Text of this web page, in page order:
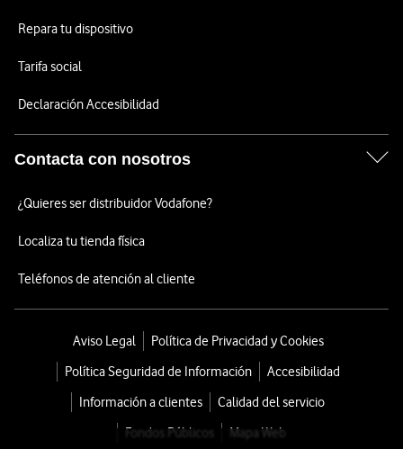
Repara tu dispositivo
Tarifa social
Declaración Accesibilidad
Contacta con nosotros
¿Quieres ser distribuidor Vodafone?
Localiza tu tienda física
Teléfonos de atención al cliente
Aviso Legal
Política de Privacidad y Cookies
Política Seguridad de Información
Accesibilidad
Información a clientes
Calidad del servicio
Fondos Públicos
Mapa Web